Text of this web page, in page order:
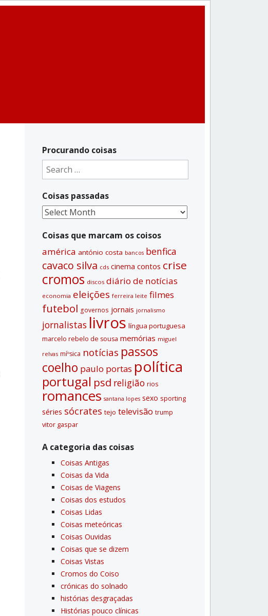
Procurando coisas
Search
for:
Coisas passadas
Coisas
Coisas que marcam os coisos
américa antónio costa bancos benfica
cavaco silva cds cinema contos crise
cromos discos diário de notí­cias
economia eleições ferreira leite filmes
futebol governos jornais jornalismo
jornalistas livros lí­ngua portuguesa
marcelo rebelo de sousa memórias miguel
relvas míºsica notí­cias passos
coelho paulo portas polí­tica
portugal psd religião rios
romances santana lopes sexo sporting
séries sócrates tejo televisão trump
vitor gaspar
A categoria das coisas
Coisas Antigas
Coisas da Vida
Coisas de Viagens
Coisas dos estudos
Coisas Lidas
Coisas meteóricas
Coisas Ouvidas
Coisas que se dizem
Coisas Vistas
Cromos do Coiso
crónicas do solnado
histórias desgraçadas
Histórias pouco clí­nicas